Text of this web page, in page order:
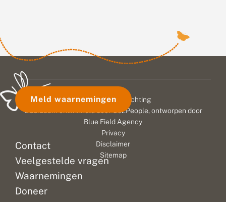
Contact
Veelgestelde vragen
Waarnemingen
Doneer
Meld waarnemingen
© 2026 Vlinderstichting
Duurzaam ontwikkeld door
Go2People, ontworpen door
Blue Field Agency
Privacy
Disclaimer
Sitemap